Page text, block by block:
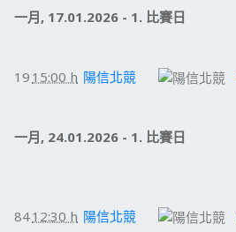
一月, 17.01.2026 - 1. 比賽日
19 15:00 h 陽信北競
一月, 24.01.2026 - 1. 比賽日
8412:30 h 陽信北競